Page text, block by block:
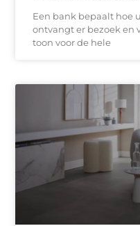
Een bank bepaalt hoe
ontvangt er bezoek en
toon voor de hele